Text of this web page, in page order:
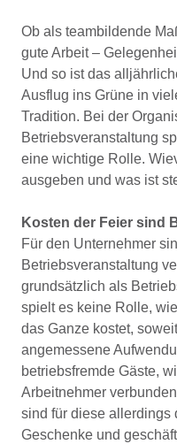
Ob als teambildende
gute Arbeit –
Und so ist das
Ausflug ins Grüne in
Tradition. Bei der
Betriebsveranstaltung
eine wichtige Rolle.
ausgeben und was ist
Kosten der Feier sind
Für den Unternehmer
Betriebsveranstaltung
grundsätzlich als
spielt es keine Rolle,
das Ganze kostet,
angemessene
betriebsfremde Gäste,
Arbeitnehmer
sind für diese allerdings
Geschenke und